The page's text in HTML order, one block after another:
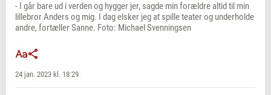
- I går bare ud i verden og hygger jer, sagde min forældre altid til min
lillebror Anders og mig. I dag elsker jeg at spille teater og underholde
andre, fortæller Sanne. Foto: Michael Svenningsen
24 jan. 2023 kl. 18:29